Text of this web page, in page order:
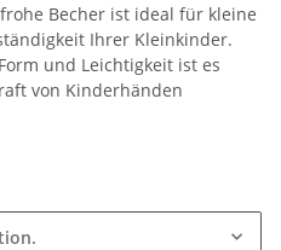
Becher ist ideal für kleine
Ihrer Kleinkinder.
und Leichtigkeit ist es
von Kinderhänden